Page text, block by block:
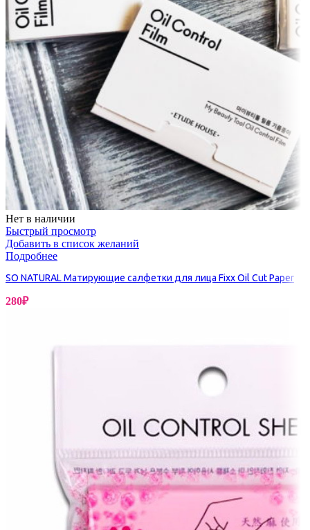
Нет в наличии
Быстрый просмотр
Добавить в список желаний
Подробнее
SO NATURAL Матирующие салфетки для лица Fixx Oil Cut Paper
280₽